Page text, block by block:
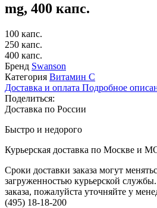
mg, 400 капс.
100 капс.
250 капс.
400 капс.
Бренд Swanson
Категория Витамин C
Доставка и оплата Подробное
Поделиться:
Доставка по России
Быстро и недорого
Курьерская доставка по Москве и
Сроки доставки заказа могут
загруженностью курьерской
заказа, пожалуйста уточняйте у
(495) 18-18-200